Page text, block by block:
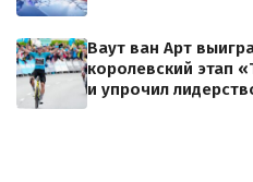
Ваут ван Арт
королевский этап
и упрочил